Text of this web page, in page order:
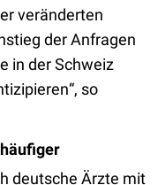
veränderten
der Anfragen
in der Schweiz
“, so
deutsche Ärzte mit